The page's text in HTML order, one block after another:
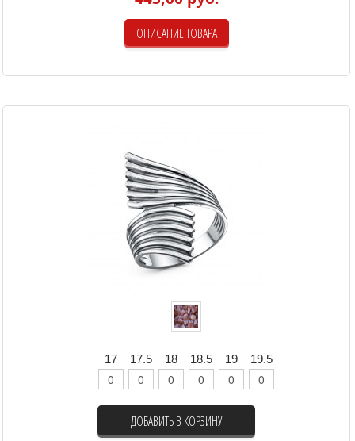
ОПИСАНИЕ ТОВАРА
17 17.5 18 18.5 19 19.5
ДОБАВИТЬ В КОРЗИНУ